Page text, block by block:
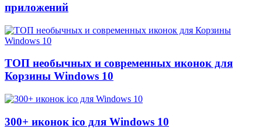
приложений
ТОП необычных и современных иконок для
Корзины Windows 10
300+ иконок ico для Windows 10